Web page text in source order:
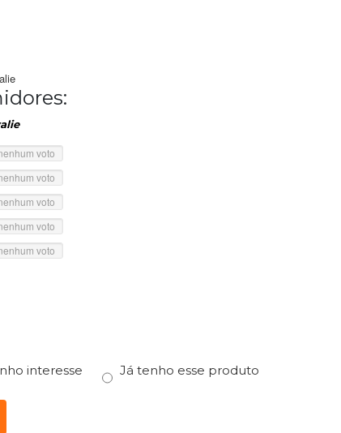
voto
voto
voto
voto
voto
interesse Já tenho esse produto